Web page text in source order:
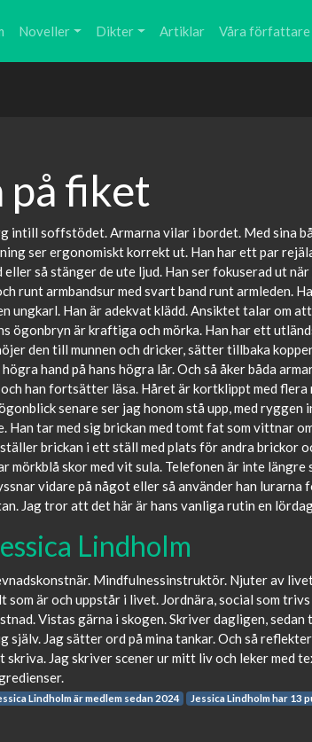
Noveller Dikter Artiklar Våra författare
på fiket
intill soffstödet. Armarna vilar i bordet. Med sina
ser ergonomiskt korrekt ut. Han har ett par
så stänger de ute ljud. Han ser fokuserad ut
runt armbandsur med svart band runt armleden.
ungkarl. Han är adekvat klädd. Ansiktet talar om
ögonbryn är kraftiga och mörka. Han har ett
den till munnen och dricker, sätter tillbaka
hand på hans högra lår. Och så åker båda
och han fortsätter läsa. Håret är kortklippt med
senare ser jag honom stå upp, med ryggen
Han tar med sig brickan med tomt fat som vittnar
brickan i ett ställ med plats för andra brickor
mörkblå skor med vit sula. Telefonen är inte
vidare på något eller så använder han
Jag tror att det här är hans vanliga rutin en
Lindholm
Mindfulnessinstruktör. Njuter av
som är och uppstår i livet. Jordnära, social som trivs
Vistas gärna i skogen. Skriver dagligen,
själv. Jag sätter ord på mina tankar. Och så
skriva. Jag skriver scener ur mitt liv och leker med
Lindholm är medlem sedan 2024 Jessica Lindholm har 13